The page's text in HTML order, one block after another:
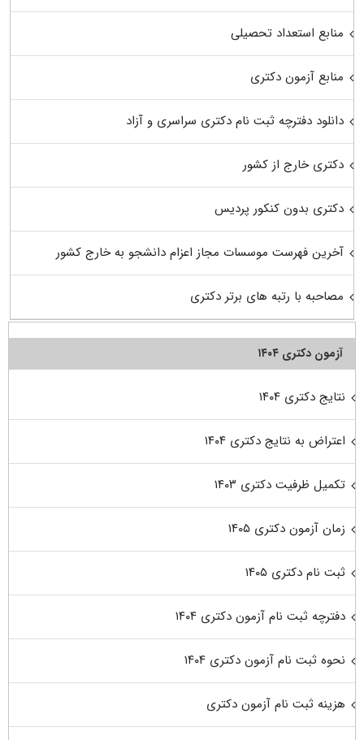
منابع استعداد تحصیلی
منابع آزمون دکتری
دانلود دفترچه ثبت نام دکتری سراسری و آزاد
دکتری خارج از کشور
دکتری بدون کنکور پردیس
آخرین فهرست موسسات مجاز اعزام دانشجو به خارج کشور
مصاحبه با رتبه های برتر دکتری
آزمون دکتری ۱۴۰۴
نتایج دکتری ۱۴۰۴
اعتراض به نتایج دکتری ۱۴۰۴
تکمیل ظرفیت دکتری ۱۴۰۳
زمان آزمون دکتری ۱۴۰۵
ثبت نام دکتری ۱۴۰۵
دفترچه ثبت نام آزمون دکتری ۱۴۰۴
نحوه ثبت نام آزمون دکتری ۱۴۰۴
هزینه ثبت نام آزمون دکتری